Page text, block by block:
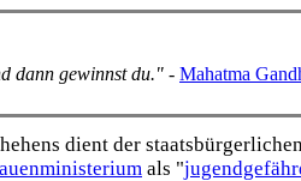
dann gewinnst du." - Mahatma
dient der
als "